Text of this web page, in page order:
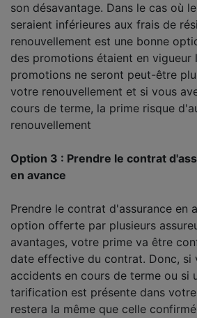
son désavantage. Dans le cas où
seraient inférieures aux frais de
renouvellement est une bonne
des promotions étaient en
promotions ne seront peut-être
votre renouvellement et si vous
cours de terme, la prime risque
renouvellement
Option 3 : Prendre le contrat
en avance
Prendre le contrat d'assurance en
option offerte par plusieurs
avantages, votre prime va être
date effective du contrat. Donc, si
accidents en cours de terme ou si
tarification est présente dans
restera la même que celle